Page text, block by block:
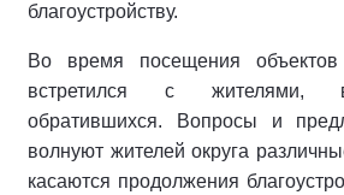
благоустройству.
Во время посещения
встретился с жителями,
обратившихся. Вопросы и
волнуют жителей округа
касаются продолжения